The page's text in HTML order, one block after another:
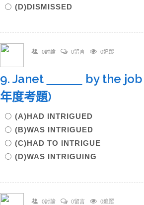
(D)DISMISSED
0討論 0留言 0追蹤
9. Janet
by the
年度考題)
(A)HAD INTRIGUED
(B)WAS INTRIGUED
(C)HAD TO INTRIGUE
(D)WAS INTRIGUING
0討論 0留言 0追蹤